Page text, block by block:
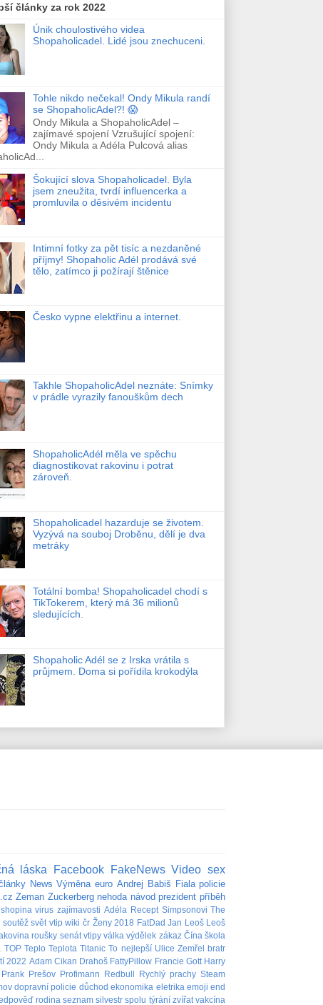
články za rok 2022
Únik choulostivého videa
Shopaholicadel. Lidé jsou znechuceni.
Tohle nikdo nečekal! Ondy Mikula randí
se ShopaholicAdel?! 😱
Ondy Mikula a ShopaholicAdel –
zajímavé spojení Vzrušující spojení:
Ondy Mikula a Adéla Pulcová alias
Šokující slova Shopaholicadel. Byla
jsem zneužita, tvrdí influencerka a
promluvila o děsivém incidentu
Intimní fotky za pět tisíc a nezdaněné
příjmy! Shopaholic Adél prodává své
tělo, zatímco ji požírají štěnice
Česko vypne elektřinu a internet.
Takhle ShopaholicAdel neznáte: Snímky
v prádle vyrazily fanouškům dech
ShopaholicAdél měla ve spěchu
diagnostikovat rakovinu i potrat
zároveň.
Shopaholicadel hazarduje se životem.
Vyzývá na souboj Droběnu, dělí je dva
metráky
Totální bomba! Shopaholicadel chodí s
TikTokerem, který má 36 milionů
sledujících.
Shopaholic Adél se z Irska vrátila s
průjmem. Doma si pořídila krokodýla
láska Facebook FakeNews Video sex
News Výměna euro Andrej Babiš Fiala policie
Zeman Zuckerberg nehoda návod prezident příběh
shopina virus zajímavosti Adéla Recept Simpsonovi The
soutěž svět vtip wiki čr Ženy 2018 FatDad Jan Leoš Leoš
roušky senát vtipy válka výdělek zákaz Čína škola
TOP Teplo Teplota Titanic To nejlepší Ulice Zemřel bratr
2022 Adam Cikan Drahoš FattyPillow Francie Gott Harry
Prank Prešov Profimann Redbull Rychlý prachy Steam
dopravní policie důchod ekonomika eletrika emoji end
rodina seznam silvestr spolu týrání zvířat vakcína